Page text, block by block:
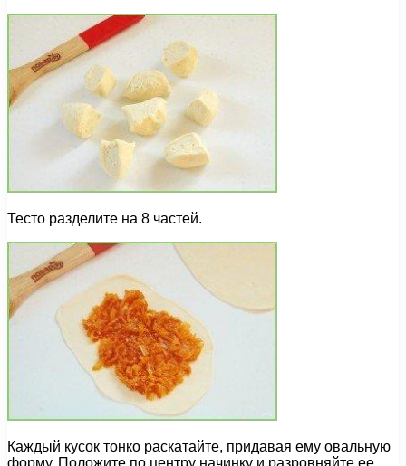
Тесто разделите на 8 частей.
Каждый кусок тонко раскатайте, придавая ему овальную